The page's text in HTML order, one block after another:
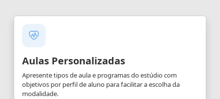
Aulas Personalizadas
Apresente tipos de aula e programas do estúdio com
objetivos por perfil de aluno para facilitar a escolha da
modalidade.